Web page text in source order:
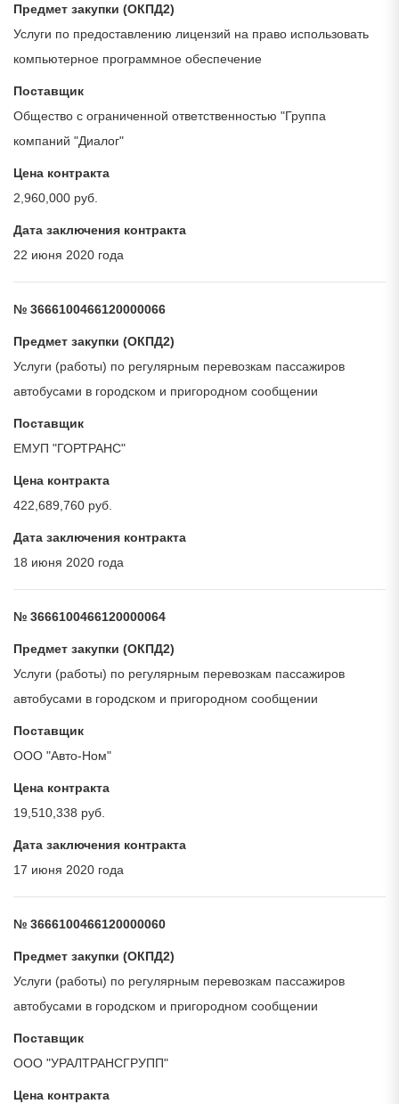
Предмет закупки (ОКПД2)
Услуги по предоставлению лицензий на право использовать
компьютерное программное обеспечение
Поставщик
Общество с ограниченной ответственностью "Группа
компаний "Диалог"
Цена контракта
2,960,000 руб.
Дата заключения контракта
22 июня 2020 года
№ 3666100466120000066
Предмет закупки (ОКПД2)
Услуги (работы) по регулярным перевозкам пассажиров
автобусами в городском и пригородном сообщении
Поставщик
ЕМУП "ГОРТРАНС"
Цена контракта
422,689,760 руб.
Дата заключения контракта
18 июня 2020 года
№ 3666100466120000064
Предмет закупки (ОКПД2)
Услуги (работы) по регулярным перевозкам пассажиров
автобусами в городском и пригородном сообщении
Поставщик
ООО "Авто-Ном"
Цена контракта
19,510,338 руб.
Дата заключения контракта
17 июня 2020 года
№ 3666100466120000060
Предмет закупки (ОКПД2)
Услуги (работы) по регулярным перевозкам пассажиров
автобусами в городском и пригородном сообщении
Поставщик
ООО "УРАЛТРАНСГРУПП"
Цена контракта